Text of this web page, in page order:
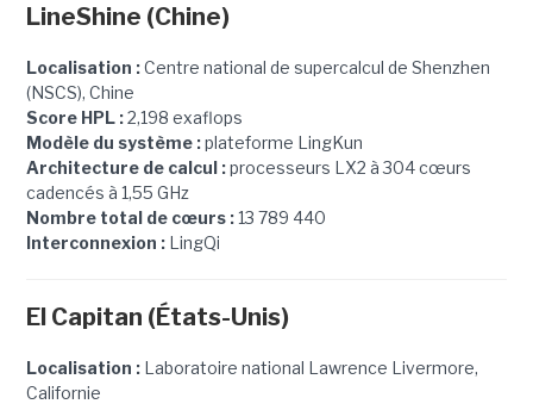
LineShine (Chine)
Localisation :Centre national de supercalcul de Shenzhen
(NSCS), Chine
Score HPL :2,198 exaflops
Modèle du système :plateforme LingKun
Architecture de calcul :processeurs LX2 à 304 cœurs
cadencés à 1,55 GHz
Nombre total de cœurs :13 789 440
Interconnexion :LingQi
El Capitan (États-Unis)
Localisation :Laboratoire national Lawrence Livermore,
Californie